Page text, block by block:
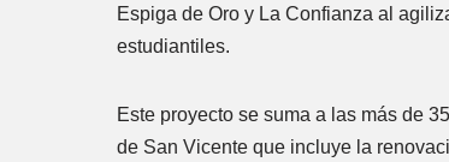
Espiga de Oro y La Confianza al
estudiantiles.
Este proyecto se suma a las más de
de San Vicente que incluye la